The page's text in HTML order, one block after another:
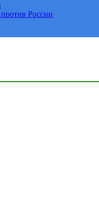
России